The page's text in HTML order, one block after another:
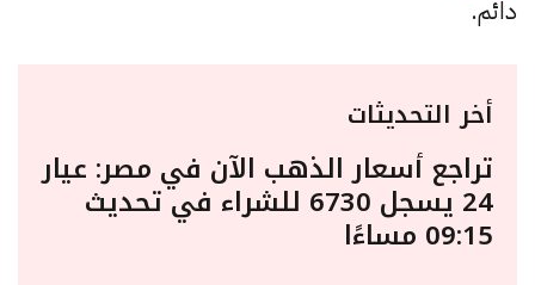
دائم.
أخر التحديثات
تراجع أسعار الذهب الآن في مصر: عيار
24 يسجل 6730 للشراء في تحديث
09:15 مساءًا